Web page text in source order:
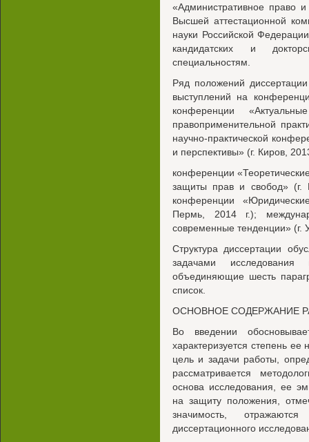
«Административное право
Высшей аттестационной
науки Российской
кандидатских и
специальностям.
Ряд положений
выступлений на
конференции
правоприменительной
научно-практической
и перспективы» (г. Киров,
конференции
защиты прав и свобод» (г.
конференции
Пермь, 2014 г.);
современные тенденции» (г.
Структура диссертации
задачами
объединяющие шесть
список.
ОСНОВНОЕ СОДЕРЖАНИЕ
Во введении
характеризуется степень
цель и задачи работы,
рассматривается
основа исследования, ее
на защиту положения,
значимость,
диссертационного